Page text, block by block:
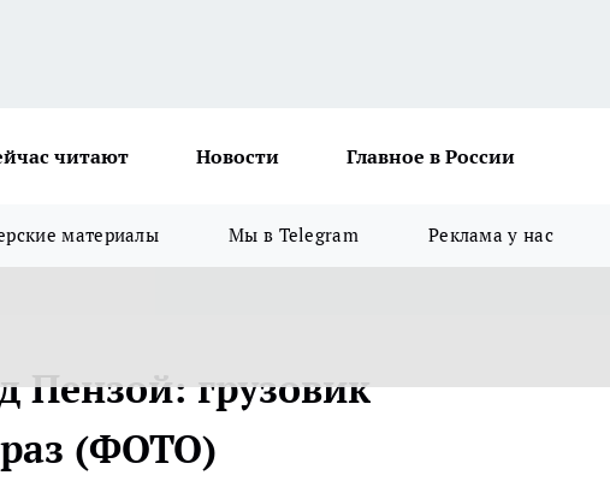
читают Новости Главное в России
материалы Мы в Telegram Реклама у нас
Пензой: грузовик
раз (ФОТО)